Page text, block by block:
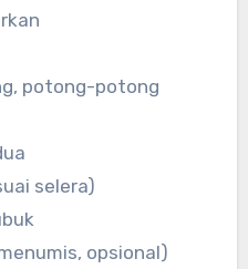
potong-potong
selera)
opsional)